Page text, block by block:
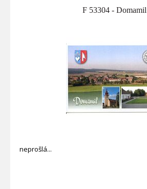
F 53304 - Domamil
neprošlá